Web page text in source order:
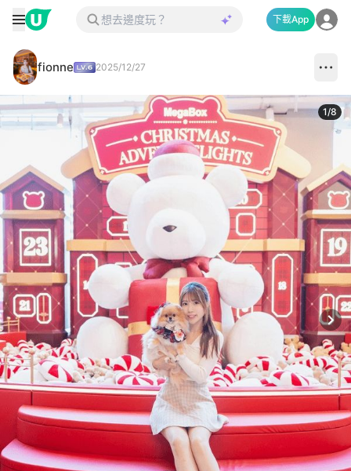
下載App
fionne 2025/12/27
1/8